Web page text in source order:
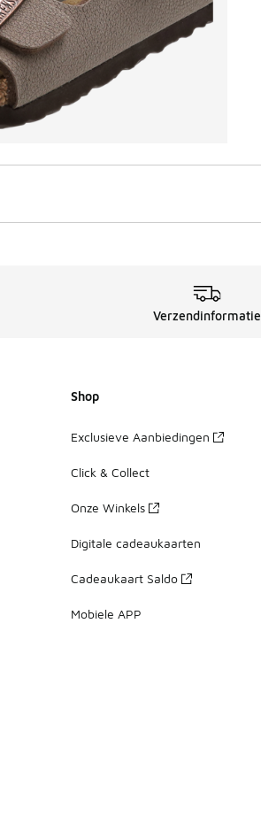
Verzendinformatie
Shop
Exclusieve Aanbiedingen
Click & Collect
Onze Winkels
Digitale cadeaukaarten
Cadeaukaart Saldo
Mobiele APP